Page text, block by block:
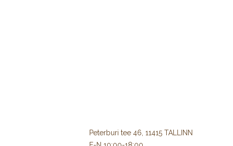
Peterburi tee 46, 11415 TALLINN